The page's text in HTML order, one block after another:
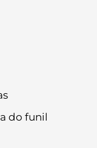
do funil